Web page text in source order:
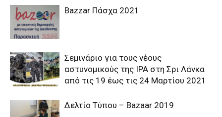
Bazzar Πάσχα 2021
Σεμινάριο για τους νέους
αστυνομικούς της IPA στη Σρι Λάνκα
από τις 19 έως τις 24 Μαρτίου 2021
Δελτίο Τύπου – Βazaar 2019